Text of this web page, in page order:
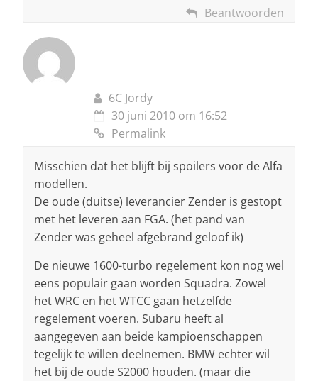
Beantwoorden
6C Jordy
30 juni 2010 om 16:52
Permalink
Misschien dat het blijft bij spoilers voor de Alfa
modellen.
De oude (duitse) leverancier Zender is gestopt
met het leveren aan FGA. (het pand van
Zender was geheel afgebrand geloof ik)
De nieuwe 1600-turbo regelement kon nog wel
eens populair gaan worden Squadra. Zowel
het WRC en het WTCC gaan hetzelfde
regelement voeren. Subaru heeft al
aangegeven aan beide kampioenschappen
tegelijk te willen deelnemen. BMW echter wil
het bij de oude S2000 houden. (maar die